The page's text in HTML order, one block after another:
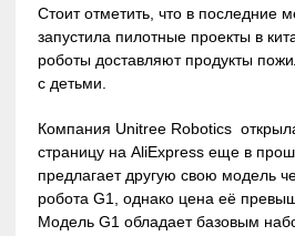
Стоит отметить, что в последние
запустила пилотные проекты в
роботы доставляют продукты
с детьми.
Компания Unitree Robotics
страницу на AliExpress еще в
предлагает другую свою модель
робота G1, однако цена её
Модель G1 обладает базовым